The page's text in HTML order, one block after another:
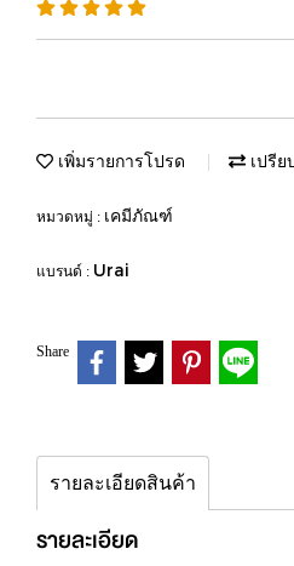
เพิ่มรายการโปรด เปรีย
หมวดหมู่ : เคมีภัณฑ์
แบรนด์ : Urai
Share
รายละเอียดสินค้า
รายละเอียด